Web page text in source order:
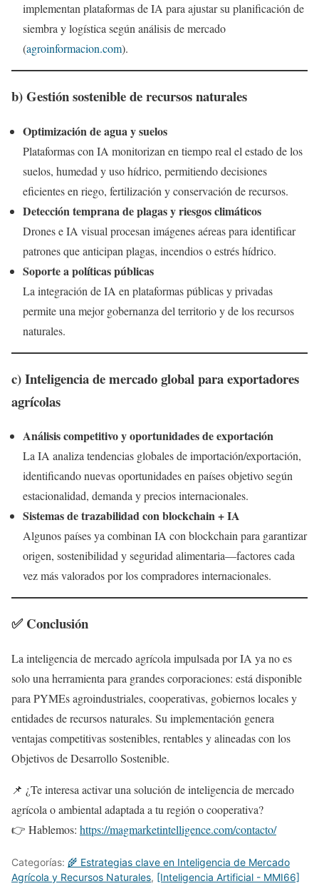
implementan plataformas de IA para ajustar su planificación de
siembra y logística según análisis de mercado
(agroinformacion.com).
b) Gestión sostenible de recursos naturales
Optimización de agua y suelos
Plataformas con IA monitorizan en tiempo real el estado de los
suelos, humedad y uso hídrico, permitiendo decisiones
eficientes en riego, fertilización y conservación de recursos.
Detección temprana de plagas y riesgos climáticos
Drones e IA visual procesan imágenes aéreas para identificar
patrones que anticipan plagas, incendios o estrés hídrico.
Soporte a políticas públicas
La integración de IA en plataformas públicas y privadas
permite una mejor gobernanza del territorio y de los recursos
naturales.
c) Inteligencia de mercado global para exportadores
agrícolas
Análisis competitivo y oportunidades de exportación
La IA analiza tendencias globales de importación/exportación,
identificando nuevas oportunidades en países objetivo según
estacionalidad, demanda y precios internacionales.
Sistemas de trazabilidad con blockchain + IA
Algunos países ya combinan IA con blockchain para garantizar
origen, sostenibilidad y seguridad alimentaria—factores cada
vez más valorados por los compradores internacionales.
✅ Conclusión
La inteligencia de mercado agrícola impulsada por IA ya no es
solo una herramienta para grandes corporaciones: está disponible
para PYMEs agroindustriales, cooperativas, gobiernos locales y
entidades de recursos naturales. Su implementación genera
ventajas competitivas sostenibles, rentables y alineadas con los
Objetivos de Desarrollo Sostenible.
📌 ¿Te interesa activar una solución de inteligencia de mercado
agrícola o ambiental adaptada a tu región o cooperativa?
👉 Hablemos: https://magmarketintelligence.com/contacto/
Categorías: 🌾 Estrategias clave en Inteligencia de Mercado
Agrícola y Recursos Naturales, [Inteligencia Artificial - MMI66]